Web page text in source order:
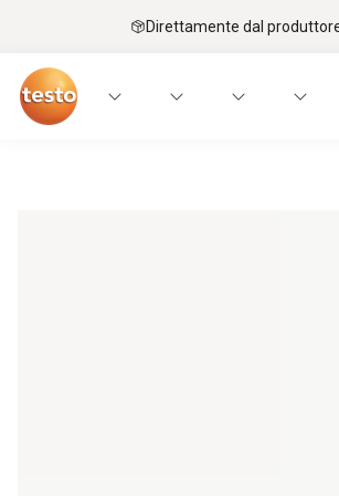
Direttamente dal